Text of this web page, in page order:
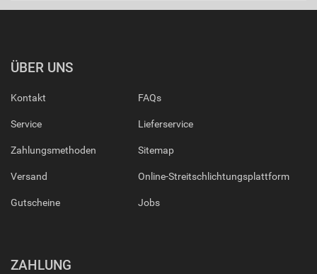
ÜBER UNS
Kontakt
Service
Zahlungsmethoden
Versand
Gutscheine
FAQs
Lieferservice
Sitemap
Online-Streitschlichtungsplattform
Jobs
ZAHLUNG